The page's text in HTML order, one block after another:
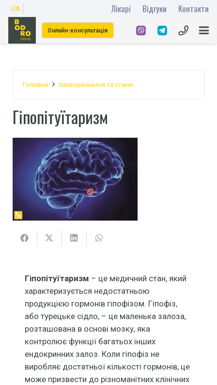
UA Лікарі Відгуки Контакти
Онлайн-консультація
Головна Захворювання та стани
Гіпопітуїтаризм
Гіпопітуїтаризм – це медичний стан, який
характеризується недостатньою
продукцією гормонів гіпофізом. Гіпофіз,
або турецьке сідло, – це маленька залоза,
розташована в основі мозку, яка
контролює функції багатьох інших
ендокринних залоз. Коли гіпофіз не
виробляє достатньої кількості гормонів, це
може призвести до різноманітних клінічних